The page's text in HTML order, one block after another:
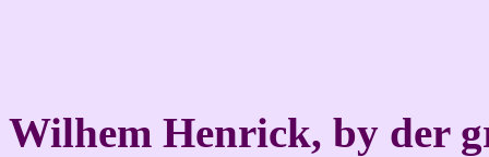
Wilhem Henrick, by der